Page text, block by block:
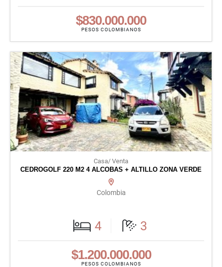
$830.000.000
PESOS COLOMBIANOS
Casa/ Venta
CEDROGOLF 220 M2 4 ALCOBAS + ALTILLO ZONA VERDE
Colombia
4 3
$1.200.000.000
PESOS COLOMBIANOS